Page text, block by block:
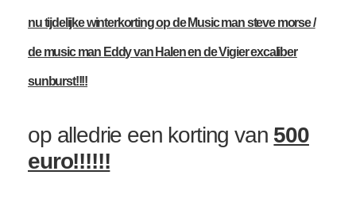
nu tijdelijke winterkorting op de Music man steve morse /
de music man Eddy van Halen en de Vigier excaliber
sunburst!!!!
op alledrie een korting van 500
euro!!!!!!